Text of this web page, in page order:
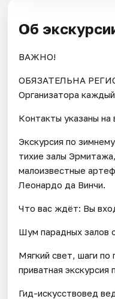
Об
ВАЖНО!
ОБЯЗАТЕЛЬНА
Организатора
Контакты указаны на
Экскурсия по
тихие залы
малоизвестные
Леонардо да Винчи.
Что вас ждёт: Вы
Шум парадных залов
Мягкий свет, шаги по
приватная
Гид-искусствовед